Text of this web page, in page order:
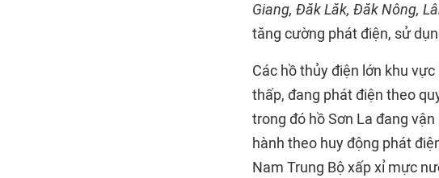
Giang, Đăk Lăk, Đăk Nông,
tăng cường phát điện, sử
Các hồ thủy điện lớn khu
thấp, đang phát điện theo
trong đó hồ Sơn La đang
hành theo huy động phát
Nam Trung Bộ xấp xỉ mực